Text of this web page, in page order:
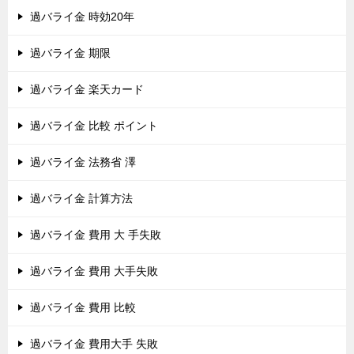
過バライ金 時効20年
過バライ金 期限
過バライ金 楽天カード
過バライ金 比較 ポイント
過バライ金 法務省 澤
過バライ金 計算方法
過バライ金 費用 大 手失敗
過バライ金 費用 大手失敗
過バライ金 費用 比較
過バライ金 費用大手 失敗